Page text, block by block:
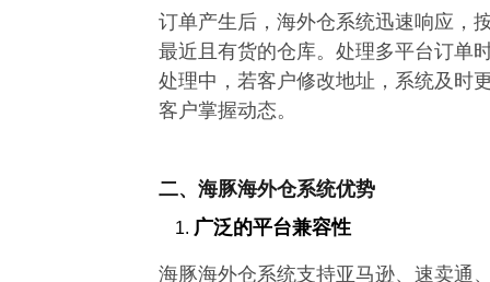
订单产生后，海外仓系统迅速响应，
最近且有货的仓库。处理多平台订单
处理中，若客户修改地址，系统及时
客户掌握动态。
二、海豚海外仓系统优势
广泛的平台兼容性
海豚海外仓系统支持亚马逊、速卖通